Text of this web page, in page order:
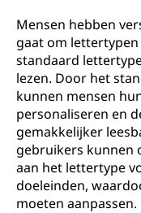
Mensen hebben
gaat om
standaard
lezen. Door het
kunnen mensen
personaliseren en
gemakkelijker
gebruikers kunnen
aan het lettertype
doeleinden,
moeten aanpassen.